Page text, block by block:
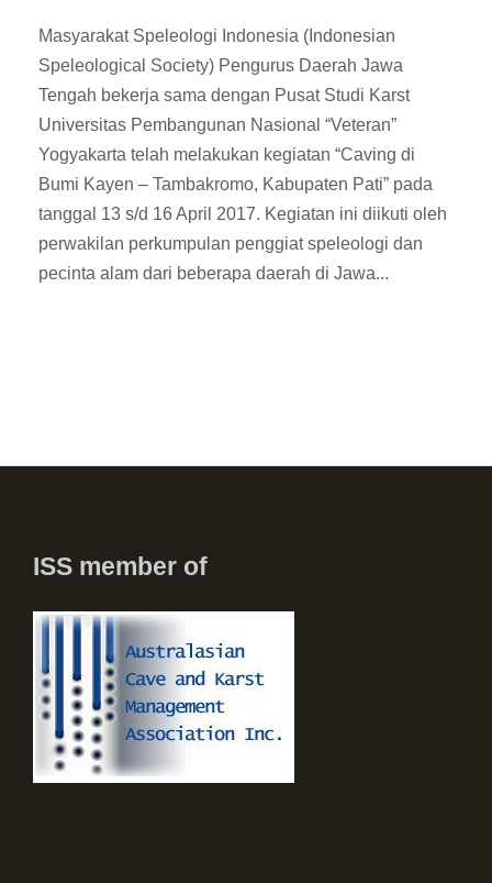
Masyarakat Speleologi Indonesia (Indonesian
Speleological Society) Pengurus Daerah Jawa
Tengah bekerja sama dengan Pusat Studi Karst
Universitas Pembangunan Nasional “Veteran”
Yogyakarta telah melakukan kegiatan “Caving di
Bumi Kayen – Tambakromo, Kabupaten Pati” pada
tanggal 13 s/d 16 April 2017. Kegiatan ini diikuti oleh
perwakilan perkumpulan penggiat speleologi dan
pecinta alam dari beberapa daerah di Jawa...
ISS member of